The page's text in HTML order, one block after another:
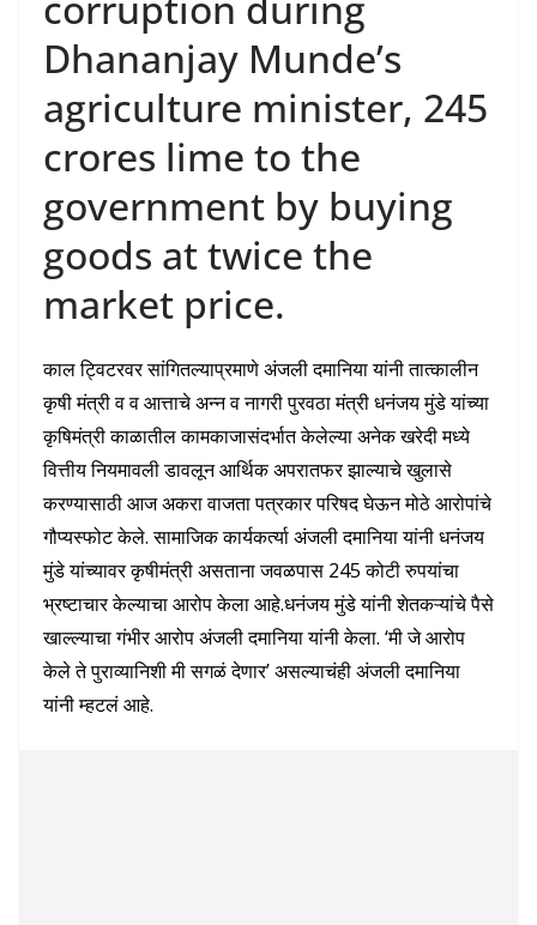
Dhananjay Munde’s
agriculture minister, 245
crores lime to the
government by buying
goods at twice the
market price.
काल ट्विटरवर सांगितल्याप्रमाणे अंजली दमानिया यांनी तात्कालीन
कृषी मंत्री व व आत्ताचे अन्न व नागरी पुरवठा मंत्री धनंजय मुंडे यांच्या
कृषिमंत्री काळातील कामकाजासंदर्भात केलेल्या अनेक खरेदी मध्ये
वित्तीय नियमावली डावलून आर्थिक अपरातफर झाल्याचे खुलासे
करण्यासाठी आज अकरा वाजता पत्रकार परिषद घेऊन मोठे आरोपांचे
गौप्यस्फोट केले. सामाजिक कार्यकर्त्या अंजली दमानिया यांनी धनंजय
मुंडे यांच्यावर कृषीमंत्री असताना जवळपास 245 कोटी रुपयांचा
भ्रष्टाचार केल्याचा आरोप केला आहे.धनंजय मुंडे यांनी शेतकऱ्यांचे पैसे
खाल्ल्याचा गंभीर आरोप अंजली दमानिया यांनी केला. ‘मी जे आरोप
केले ते पुराव्यानिशी मी सगळं देणार’ असल्याचंही अंजली दमानिया
यांनी म्हटलं आहे.